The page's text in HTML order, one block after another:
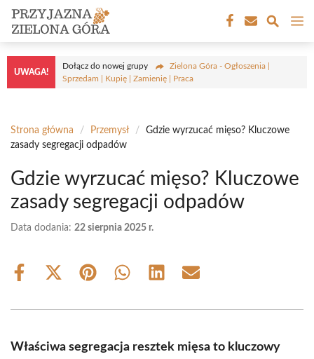
Przejdź
treści
UWAGA!
Dołącz do nowej grupy
Zielona Góra - Ogłoszenia |
Sprzedam | Kupię | Zamienię | Praca
Strona główna / Przemysł /
Gdzie wyrzucać mięso? Kluczowe
zasady segregacji odpadów
Gdzie wyrzucać mięso? Kluczowe
zasady segregacji odpadów
Data dodania: 22 sierpnia 2025 r.
Share
Share
(Twitter)
Share Share Share Share
Właściwa segregacja resztek mięsa to kluczowy